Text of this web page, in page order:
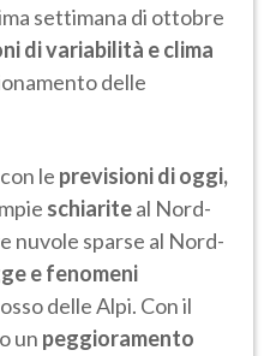
settimana di ottobre
di variabilità e clima
delle
le previsioni di oggi,
schiariteal Nord-
nuvole sparse al Nord-
e fenomeni
delle Alpi. Con il
un peggioramento